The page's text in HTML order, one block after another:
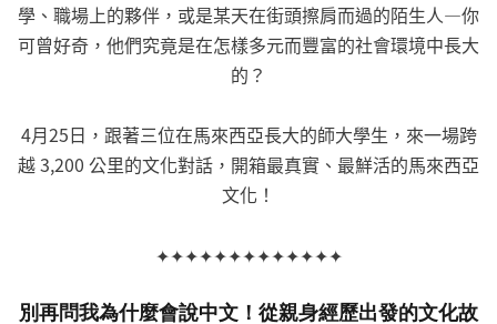
學、職場上的夥伴，或是某天在街頭擦肩而過的陌生人—你
可曾好奇，他們究竟是在怎樣多元而豐富的社會環境中長大
的？
4月25日，跟著三位在馬來西亞長大的師大學生，來一場跨
越 3,200 公里的文化對話，開箱最真實、最鮮活的馬來西亞
文化！
✦✦✦✦✦✦✦✦✦✦✦✦✦
別再問我為什麼會說中文！從親身經歷出發的文化故